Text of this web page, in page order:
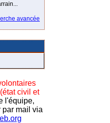
avancée
civil et
l'équipe,
par mail via